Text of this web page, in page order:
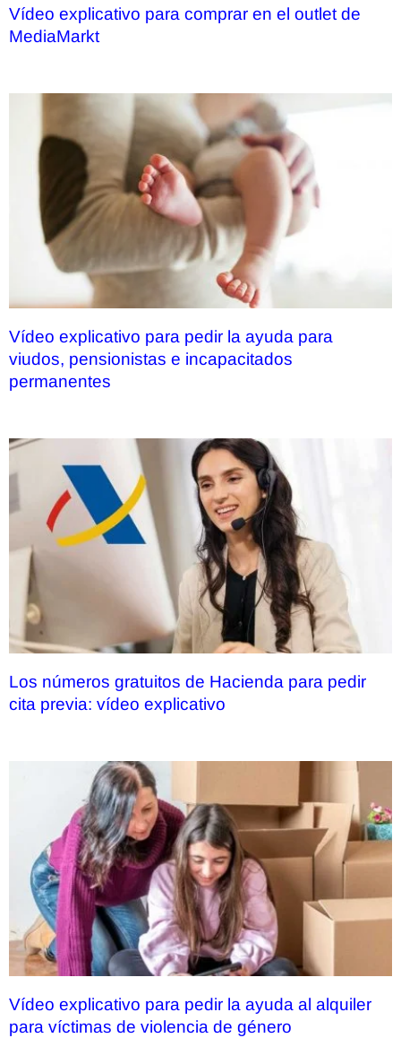
Vídeo explicativo para comprar en el outlet de
MediaMarkt
Vídeo explicativo para pedir la ayuda para
viudos, pensionistas e incapacitados
permanentes
Los números gratuitos de Hacienda para pedir
cita previa: vídeo explicativo
Vídeo explicativo para pedir la ayuda al alquiler
para víctimas de violencia de género